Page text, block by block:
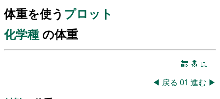
体重を使う プロット
化学種 の体重
🔚 🔝 📖
◀ 戻る 01 進む ▶